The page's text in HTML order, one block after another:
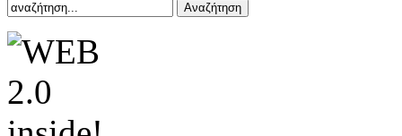
Αναζήτηση